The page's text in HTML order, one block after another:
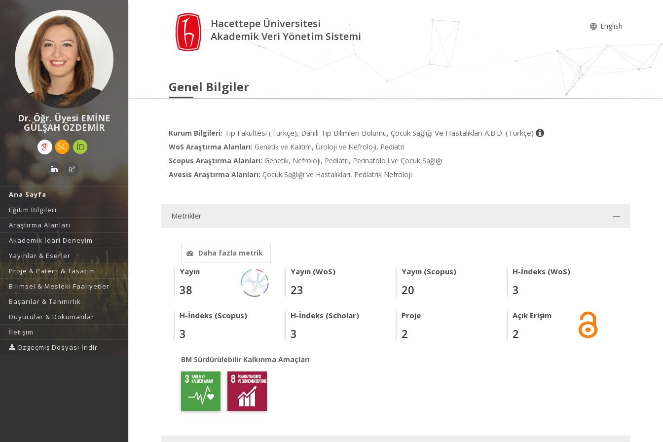
Dr. Öğr. Üyesi EMİNE
GÜLŞAH ÖZDEMİR
Ana Sayfa
Eğitim Bilgileri
Araştırma Alanları
Akademik İdari Deneyim
Yayınlar & Eserler
Proje & Patent & Tasarım
Bilimsel & Mesleki Faaliyetler
Başarılar & Tanınırlık
Duyurular & Dokümanlar
İletişim
Özgeçmiş Dosyası İndir
Hacettepe Üniversitesi
Akademik Veri Yönetim Sistemi
English
Genel Bilgiler
Kurum Bilgileri: Tıp Fakültesi (Türkçe), Dahili Tıp Bilimleri Bölümü, Çocuk Sağlığı Ve Hastalıkları A.B.D. (Türkçe)
WoS Araştırma Alanları: Genetik ve Kalıtım, Üroloji ve Nefroloji, Pediatri
Scopus Araştırma Alanları: Genetik, Nefroloji, Pediatri, Perinatoloji ve Çocuk Sağlığı
Avesis Araştırma Alanları: Çocuk Sağlığı ve Hastalıkları, Pediatrik Nefroloji
Metrikler
Daha fazla metrik
Yayın
38
Yayın (WoS)
23
Yayın (Scopus)
20
H-İndeks (WoS)
3
H-İndeks (Scopus)
3
H-İndeks (Scholar)
3
Proje
2
Açık Erişim
2
BM Sürdürülebilir Kalkınma Amaçları